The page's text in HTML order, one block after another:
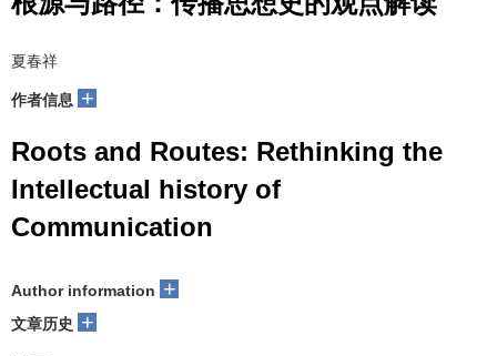
夏春祥
作者信息 +
Roots and Routes: Rethinking the
Intellectual history of
Communication
Author information +
文章历史 +